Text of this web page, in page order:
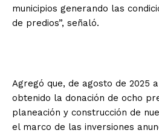
municipios generando las
de predios”, señaló.
Agregó que, de agosto de 2025
obtenido la donación de ocho
planeación y construcción de
el marco de las inversiones